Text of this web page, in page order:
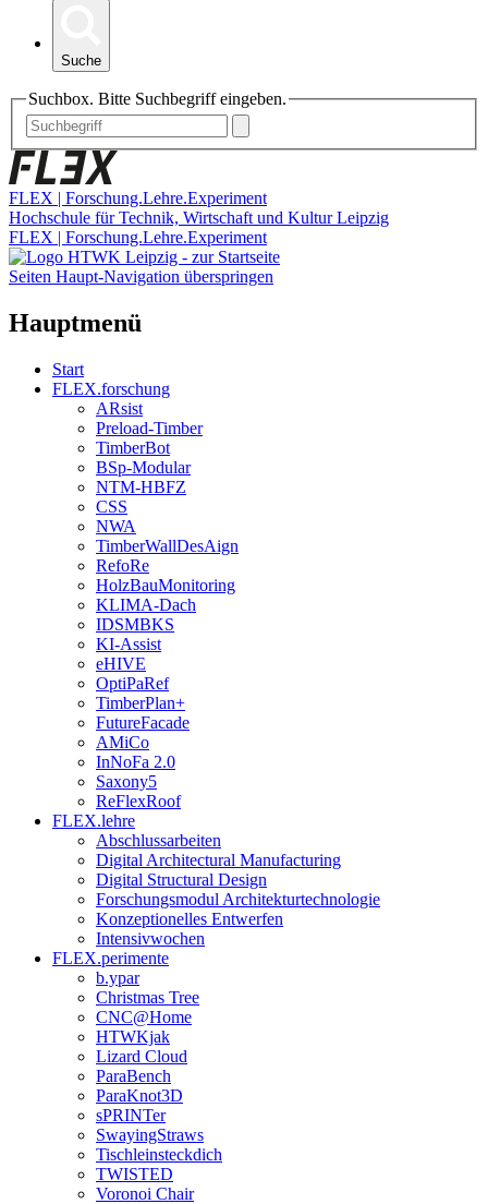
Suche
Suchbox. Bitte Suchbegriff eingeben.
FLEX | Forschung.Lehre.Experiment
Hochschule für Technik, Wirtschaft und Kultur Leipzig
FLEX | Forschung.Lehre.Experiment
Seiten Haupt-Navigation überspringen
Hauptmenü
Start
FLEX.forschung
ARsist
Preload-Timber
TimberBot
BSp-Modular
NTM-HBFZ
CSS
NWA
TimberWallDesAign
RefoRe
HolzBauMonitoring
KLIMA-Dach
IDSMBKS
KI-Assist
eHIVE
OptiPaRef
TimberPlan+
FutureFacade
AMiCo
InNoFa 2.0
Saxony5
ReFlexRoof
FLEX.lehre
Abschlussarbeiten
Digital Architectural Manufacturing
Digital Structural Design
Forschungsmodul Architekturtechnologie
Konzeptionelles Entwerfen
Intensivwochen
FLEX.perimente
b.ypar
Christmas Tree
CNC@Home
HTWKjak
Lizard Cloud
ParaBench
ParaKnot3D
sPRINTer
SwayingStraws
Tischleinsteckdich
TWISTED
Voronoi Chair